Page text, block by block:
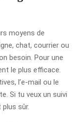
moyens de
chat, courrier ou
besoin. Pour une
le plus efficace.
l’e-mail ou le
Si tu veux un suivi
sûr.